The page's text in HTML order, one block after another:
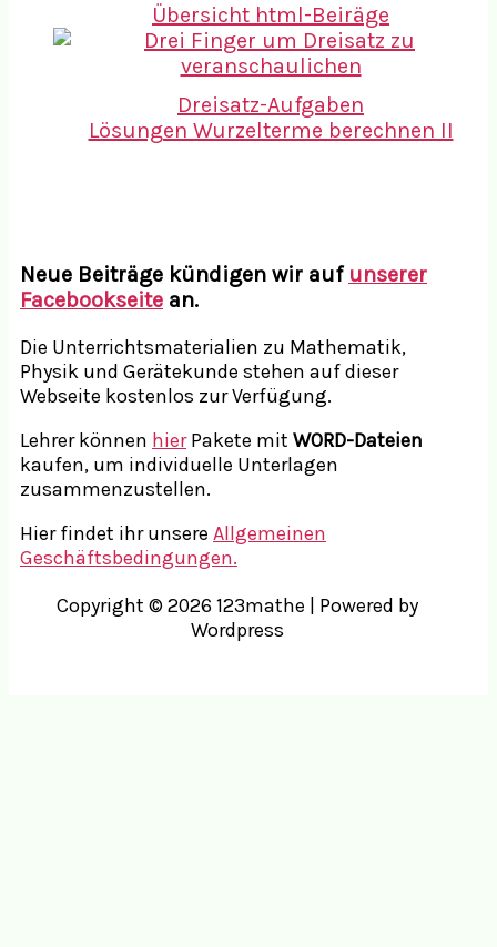
Übersicht html-Beiräge
Dreisatz-Aufgaben
Lösungen Wurzelterme berechnen II
Neue Beiträge kündigen wir auf unserer
Facebookseite an.
Die Unterrichtsmaterialien zu Mathematik,
Physik und Gerätekunde stehen auf dieser
Webseite kostenlos zur Verfügung.
Lehrer können hierPakete mit WORD-Dateien
kaufen, um individuelle Unterlagen
zusammenzustellen.
Hier findet ihr unsere Allgemeinen
Geschäftsbedingungen.
Copyright © 2026 123mathe | Powered by
Wordpress